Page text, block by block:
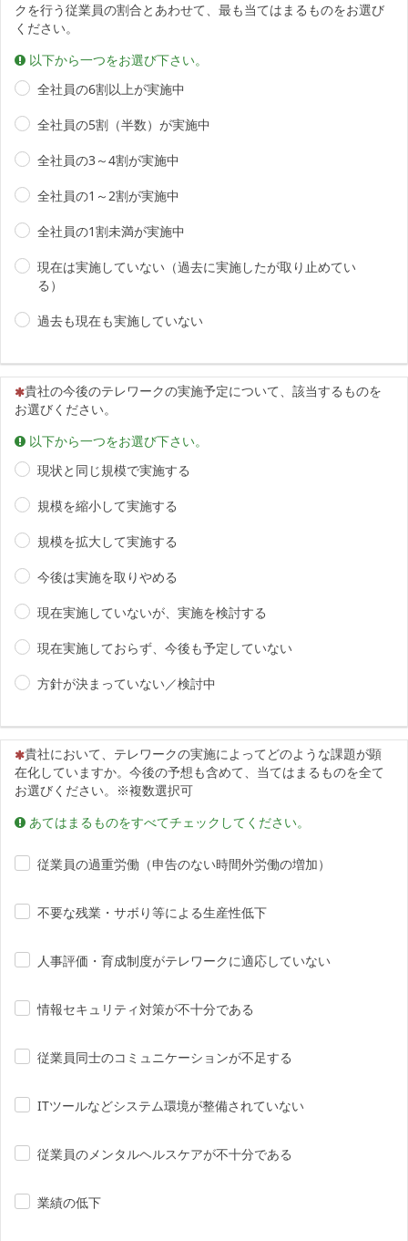
クを行う従業員の割合とあわせて、最も当てはまるものをお選び
ください。
以下から一つをお選び下さい。
全社員の6割以上が実施中
全社員の5割（半数）が実施中
全社員の3～4割が実施中
全社員の1～2割が実施中
全社員の1割未満が実施中
現在は実施していない（過去に実施したが取り止めてい
る）
過去も現在も実施していない
（この質問は必須です）
貴社の今後のテレワークの実施予定について、該当するものを
お選びください。
以下から一つをお選び下さい。
現状と同じ規模で実施する
規模を縮小して実施する
規模を拡大して実施する
今後は実施を取りやめる
現在実施していないが、実施を検討する
現在実施しておらず、今後も予定していない
方針が決まっていない／検討中
（この質問は必須です）
貴社において、テレワークの実施によってどのような課題が顕
在化していますか。今後の予想も含めて、当てはまるものを全て
お選びください。※複数選択可
あてはまるものをすべてチェックしてください。
従業員の過重労働（申告のない時間外労働の増加）
不要な残業・サボり等による生産性低下
人事評価・育成制度がテレワークに適応していない
情報セキュリティ対策が不十分である
従業員同士のコミュニケーションが不足する
ITツールなどシステム環境が整備されていない
従業員のメンタルヘルスケアが不十分である
業績の低下